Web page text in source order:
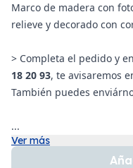
Marco de madera con
relieve y decorado con
> Completa el pedido y
18 20 93, te avisaremos
También puedes
...
Ver más